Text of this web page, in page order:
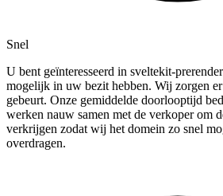
Snel
U bent geïnteresseerd in sveltekit-
mogelijk in uw bezit hebben. Wij zorgen
gebeurt. Onze gemiddelde doorlooptijd
werken nauw samen met de verkoper om
verkrijgen zodat wij het domein zo snel
overdragen.